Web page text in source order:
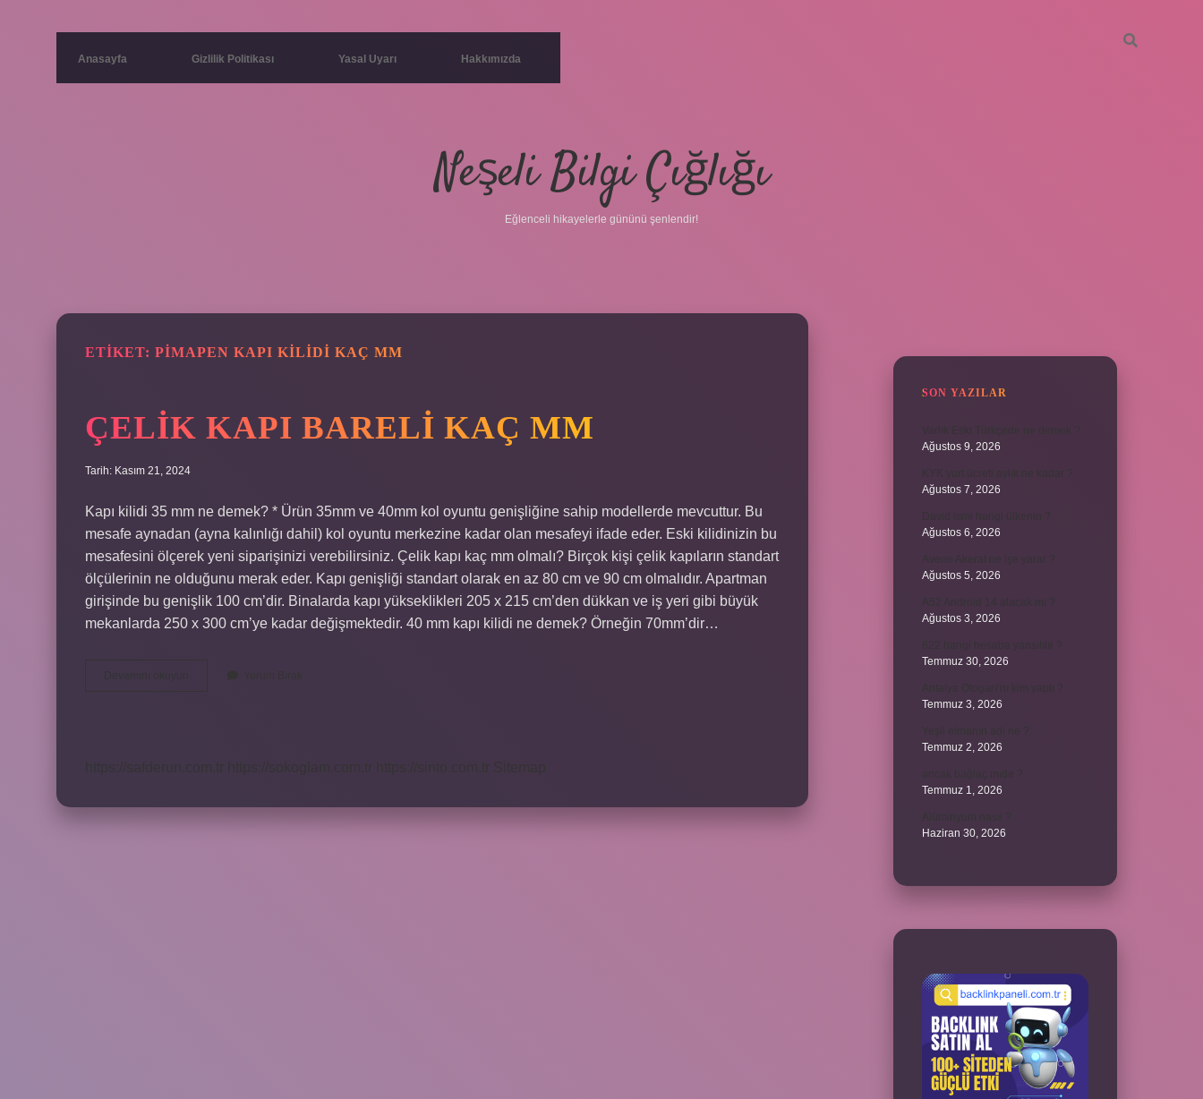
Anasayfa Gizlilik Politikası Yasal Uyarı Hakkımızda
Neşeli Bilgi Çığlığı
Eğlenceli hikayelerle gününü şenlendir!
ETIKET: PIMAPEN KAPI KILIDI KAÇ MM
ÇELIK KAPI BARELI KAÇ MM
Tarih: Kasım 21, 2024
Kapı kilidi 35 mm ne demek? * Ürün 35mm ve 40mm kol oyuntu genişliğine sahip modellerde mevcuttur. Bu
mesafe aynadan (ayna kalınlığı dahil) kol oyuntu merkezine kadar olan mesafeyi ifade eder. Eski kilidinizin bu
mesafesini ölçerek yeni siparişinizi verebilirsiniz. Çelik kapı kaç mm olmalı? Birçok kişi çelik kapıların standart
ölçülerinin ne olduğunu merak eder. Kapı genişliği standart olarak en az 80 cm ve 90 cm olmalıdır. Apartman
girişinde bu genişlik 100 cm’dir. Binalarda kapı yükseklikleri 205 x 215 cm’den dükkan ve iş yeri gibi büyük
mekanlarda 250 x 300 cm’ye kadar değişmektedir. 40 mm kapı kilidi ne demek? Örneğin 70mm’dir…
SON YAZILAR
Ağustos 9, 2026
Ağustos 7, 2026
Ağustos 6, 2026
Ağustos 5, 2026
Ağustos 3, 2026
Temmuz 30, 2026
Temmuz 3, 2026
Temmuz 2, 2026
Temmuz 1, 2026
Haziran 30, 2026